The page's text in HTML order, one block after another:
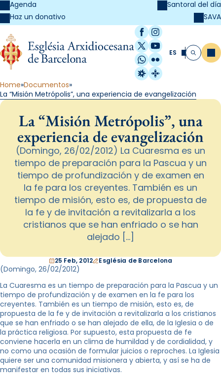
Agenda
Haz un donativo
Santoral del día
SAVA
Facebook
Instagram
X / Twitter
YouTube
WhatsApp
Flickr
Radio Estel
Catalunya
ES Buscar
Home Documentos
La “Misión Metrópolis”, una experiencia de evangelización
La “Misión Metrópolis”, una
experiencia de evangelización
(Domingo, 26/02/2012) La Cuaresma es un
tiempo de preparación para la Pascua y un
tiempo de profundización y de examen en
la fe para los creyentes. También es un
tiempo de misión, esto es, de propuesta de
la fe y de invitación a revitalizarla a los
cristianos que se han enfriado o se han
alejado […]
25 Feb, 2012 Església de Barcelona
(Domingo, 26/02/2012)
La Cuaresma es un tiempo de preparación para la Pascua y un
tiempo de profundización y de examen en la fe para los
creyentes. También es un tiempo de misión, esto es, de
propuesta de la fe y de invitación a revitalizarla a los cristianos
que se han enfriado o se han alejado de ella, de la Iglesia o de
la práctica religiosa. Por supuesto, esta propuesta de fe
conviene hacerla en un clima de humildad y de cordialidad, y
no como una ocasión de formular juicios o reproches. La Iglesia
quiere ser una comunidad misionera y abierta, y así se ha de
manifestar en todas sus iniciativas.